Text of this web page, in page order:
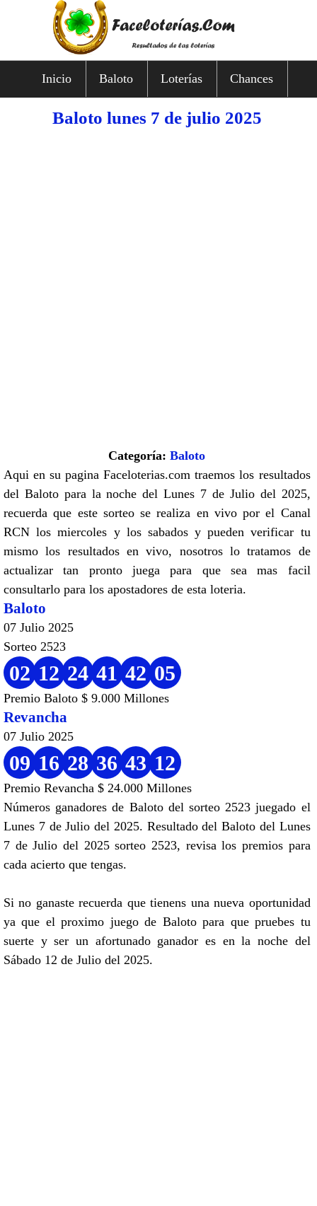
Inicio Baloto Loterías Chances
Baloto lunes 7 de julio 2025
Categoría:Baloto
Aqui en su pagina Faceloterias.com traemos los resultados
del Baloto para la noche del Lunes 7 de Julio del 2025,
recuerda que este sorteo se realiza en vivo por el Canal
RCN los miercoles y los sabados y pueden verificar tu
mismo los resultados en vivo, nosotros lo tratamos de
actualizar tan pronto juega para que sea mas facil
consultarlo para los apostadores de esta loteria.
Baloto
07 Julio 2025
Sorteo 2523
02 12 24 41 42 05
Premio Baloto $ 9.000 Millones
Revancha
07 Julio 2025
09 16 28 36 43 12
Premio Revancha $ 24.000 Millones
Números ganadores de Baloto del sorteo 2523 juegado el
Lunes 7 de Julio del 2025. Resultado del Baloto del Lunes
7 de Julio del 2025 sorteo 2523, revisa los premios para
cada acierto que tengas.
Si no ganaste recuerda que tienens una nueva oportunidad
ya que el proximo juego de Baloto para que pruebes tu
suerte y ser un afortunado ganador es en la noche del
Sábado 12 de Julio del 2025.